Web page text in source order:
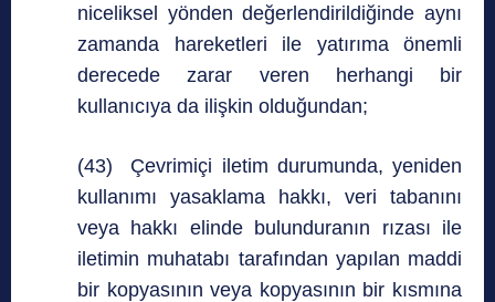
niceliksel yönden değerlendirildiğinde aynı
zamanda hareketleri ile yatırıma önemli
derecede zarar veren herhangi bir
kullanıcıya da ilişkin olduğundan;
(43) Çevrimiçi iletim durumunda, yeniden
kullanımı yasaklama hakkı, veri tabanını
veya hakkı elinde bulunduranın rızası ile
iletimin muhatabı tarafından yapılan maddi
bir kopyasının veya kopyasının bir kısmına